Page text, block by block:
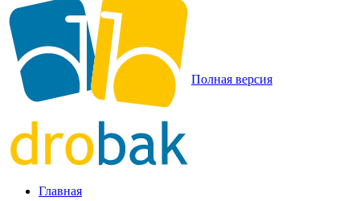
Полная версия
Главная